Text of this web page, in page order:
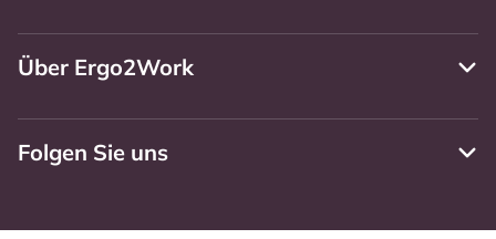
Über Ergo2Work
Folgen Sie uns